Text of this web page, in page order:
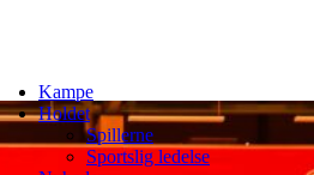
Kampe
Holdet
Spillerne
Sportslig ledelse